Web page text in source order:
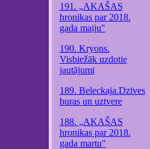
191. „AKAŠAS
hronikas par 2018.
gada maiju"
190. Kryons.
Visbiežāk uzdotie
jautājumi
189. Beleckaja.Dzīves
buras un uztvere
188. „AKAŠAS
hronikas par 2018.
gada martu"